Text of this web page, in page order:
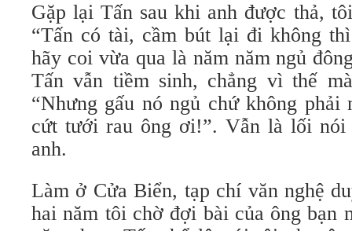
Gặp lại Tấn sau khi anh được thả,
“Tấn có tài, cầm bút lại đi không
hãy coi vừa qua là năm năm ngủ
Tấn vẫn tiềm sinh, chẳng vì thế
“Nhưng gấu nó ngủ chứ không phải
cứt tưới rau ông ơi!”. Vẫn là lối nói
anh.
Làm ở Cửa Biển, tạp chí văn nghệ
hai năm tôi chờ đợi bài của ông bạn